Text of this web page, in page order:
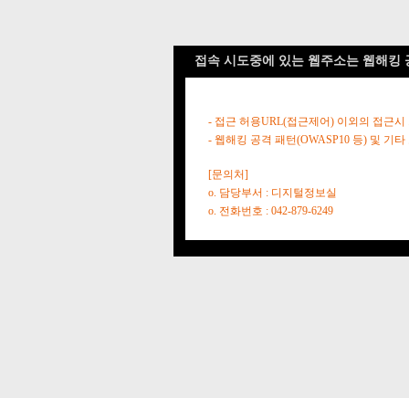
접속 시도중에 있는 웹주소는 웹해킹
- 접근 허용URL(접근제어) 이외의 접근시
- 웹해킹 공격 패턴(OWASP10 등) 및 기
[문의처]
o. 담당부서 : 디지털정보실
o. 전화번호 : 042-879-6249